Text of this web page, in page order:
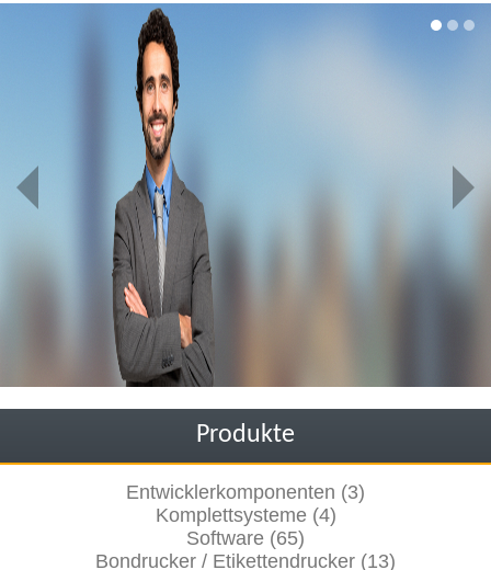
Produkte
Entwicklerkomponenten (3)
Komplettsysteme (4)
Software (65)
Bondrucker / Etikettendrucker (13)